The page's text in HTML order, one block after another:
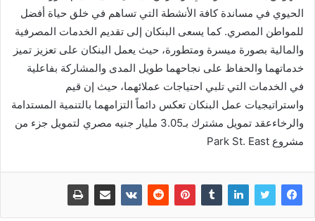
الحيوي في مساندة كافة الأنشطة التي تساهم في خلق حياة أفضل
للمواطن المصري. كما يسعى البنكان إلى تقديم الخدمات المصرفية
والمالية بصورة ميسرة ومتطورة، حيث يعمل البنكان على تعزيز تميز
خدماتهما والحفاظ على نجاحهما طويل المدى والمشاركة بفاعلية
في الخدمات التي تلبي احتياجات عملائهما، حيث إن قيم
واستراتيجيات عمل البنكان تعكس دائماً التزامهما بالتنمية المستدامة
والرخاءعقد تمويل مشترك بـ3.05 مليار جنيه مصري لتمويل جزء من
مشروع Park St. East